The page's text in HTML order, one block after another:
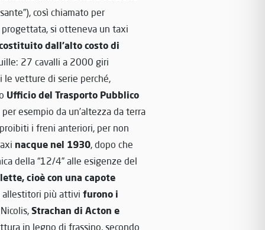
così chiamato per
si otteneva un taxi
dall’alto costo di
27 cavalli a 2000 giri
le vetture di serie perché,
Ufficio del Trasporto Pubblico
esempio da un’altezza da terra
i freni anteriori, per non
nacque nel 1930, dopo che
della “12/4” alle esigenze del
cioè con una capote
allestitori più attivi furono i
Strachan di Acton e
in legno di frassino, secondo